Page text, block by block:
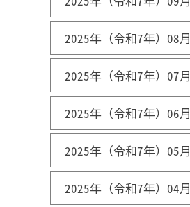
2025年（令和7年）08月
2025年（令和7年）07月
2025年（令和7年）06月
2025年（令和7年）05月
2025年（令和7年）04月